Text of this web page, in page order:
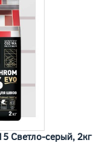
Cветло-серый, 2кг